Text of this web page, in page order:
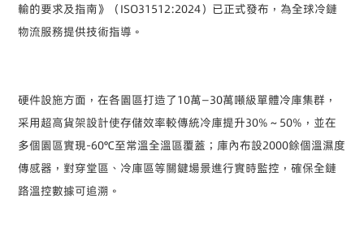
輸的要求及指南》（ ISO31512:2024）已正式發布，為全球冷鏈
物流服務提供技術指導。
硬件設施方面，在各園區打造了10萬—30萬噸級單體冷庫集群，
采用超高貨架設計使存儲效率較傳統冷庫提升30% ～ 50% ，並在
多個園區實現-60℃至常溫全溫區覆蓋；庫內布設2000餘個溫濕度
傳感器，對穿堂區、冷庫區等關鍵場景進行實時監控，確保全鏈
路溫控數據可追溯。